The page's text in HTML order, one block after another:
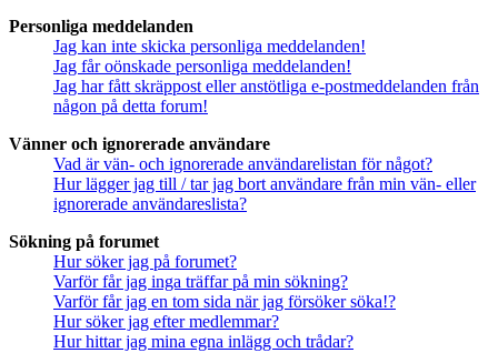
Personliga meddelanden
Jag kan inte skicka personliga meddelanden!
Jag får oönskade personliga meddelanden!
Jag har fått skräppost eller anstötliga e-postmeddelanden från
någon på detta forum!
Vänner och ignorerade användare
Vad är vän- och ignorerade användarelistan för något?
Hur lägger jag till / tar jag bort användare från min vän- eller
ignorerade användareslista?
Sökning på forumet
Hur söker jag på forumet?
Varför får jag inga träffar på min sökning?
Varför får jag en tom sida när jag försöker söka!?
Hur söker jag efter medlemmar?
Hur hittar jag mina egna inlägg och trådar?